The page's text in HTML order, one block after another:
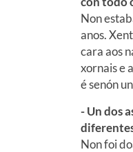
Non
anos.
cara aos
xornais e
é senón
- Un dos
Non foi